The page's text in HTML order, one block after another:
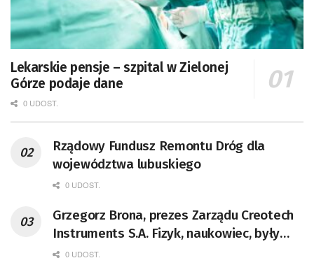
Lekarskie pensje – szpital w Zielonej
Górze podaje dane
0 UDOST.
Rządowy Fundusz Remontu Dróg dla
województwa lubuskiego
0 UDOST.
Grzegorz Brona, prezes Zarządu Creotech
Instruments S.A. Fizyk, naukowiec, były
pracownik CERN w Genewie,
0 UDOST.